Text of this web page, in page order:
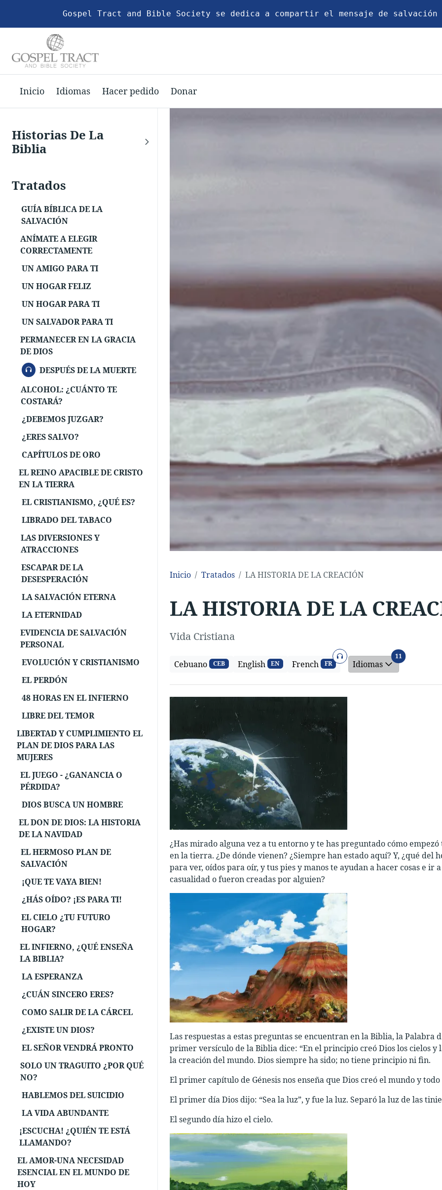
Gospel Tract and Bible Society se dedica a compartir el mensaje de
Inicio Idiomas Hacer pedido Donar
Historias De La
Biblia
Tratados
GUÍA BÍBLICA DE LA
SALVACIÓN
ANÍMATE A ELEGIR
CORRECTAMENTE
UN AMIGO PARA TI
UN HOGAR FELIZ
UN HOGAR PARA TI
UN SALVADOR PARA TI
PERMANECER EN LA GRACIA
DE DIOS
AUDIO
DESPUÉS DE LA MUERTE
ALCOHOL: ¿CUÁNTO TE
COSTARÁ?
¿DEBEMOS JUZGAR?
¿ERES SALVO?
CAPÍTULOS DE ORO
EL REINO APACIBLE DE CRISTO
EN LA TIERRA
EL CRISTIANISMO, ¿QUÉ ES?
LIBRADO DEL TABACO
LAS DIVERSIONES Y
ATRACCIONES
ESCAPAR DE LA
DESESPERACIÓN
LA SALVACIÓN ETERNA
LA ETERNIDAD
EVIDENCIA DE SALVACIÓN
PERSONAL
EVOLUCIÓN Y CRISTIANISMO
EL PERDÓN
48 HORAS EN EL INFIERNO
LIBRE DEL TEMOR
LIBERTAD Y CUMPLIMIENTO EL
PLAN DE DIOS PARA LAS
MUJERES
EL JUEGO - ¿GANANCIA O
PÉRDIDA?
DIOS BUSCA UN HOMBRE
EL DON DE DIOS: LA HISTORIA
DE LA NAVIDAD
EL HERMOSO PLAN DE
SALVACIÓN
¡QUE TE VAYA BIEN!
¿HÁS OÍDO? ¡ES PARA TI!
EL CIELO ¿TU FUTURO
HOGAR?
EL INFIERNO, ¿QUÉ ENSEÑA
LA BIBLIA?
LA ESPERANZA
¿CUÁN SINCERO ERES?
COMO SALIR DE LA CÁRCEL
¿EXISTE UN DIOS?
EL SEÑOR VENDRÁ PRONTO
SOLO UN TRAGUITO ¿POR QUÉ
NO?
HABLEMOS DEL SUICIDIO
LA VIDA ABUNDANTE
¡ESCUCHA! ¿QUIÉN TE ESTÁ
LLAMANDO?
EL AMOR-UNA NECESIDAD
ESENCIAL EN EL MUNDO DE
HOY
Inicio Tratados LA HISTORIA DE LA CREACIÓN
LA HISTORIA DE LA
Vida Cristiana
Cebuano CEB English EN French FR
Audio
Idiomas
11 Idiomas
¿Has mirado alguna vez a tu entorno y te has preguntado cómo
en la tierra. ¿De dónde vienen? ¿Siempre han estado aquí? Y, ¿qué del
para ver, oídos para oír, y tus pies y manos te ayudan a hacer cosas e ir
casualidad o fueron creadas por alguien?
Las respuestas a estas preguntas se encuentran en la Biblia, la Palabra
primer versículo de la Biblia dice: “En el principio creó Dios los cielos y
la creación del mundo. Dios siempre ha sido; no tiene principio ni fin.
El primer capítulo de Génesis nos enseña que Dios creó el mundo y
El primer día Dios dijo: “Sea la luz”, y fue la luz. Separó la luz de las
El segundo día hizo el cielo.